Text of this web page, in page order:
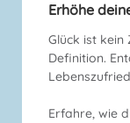
Erhöhe
Glück ist kein
Definition.
Erfahre, wie